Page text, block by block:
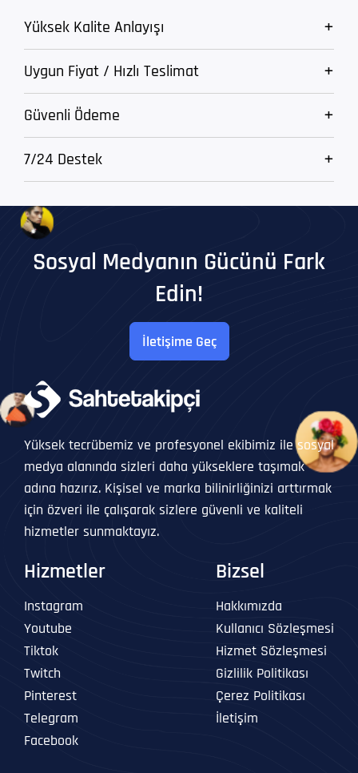
Yüksek Kalite Anlayışı
Uygun Fiyat / Hızlı Teslimat
Güvenli Ödeme
7/24 Destek
Sosyal Medyanın Gücünü Fark
Edin!
İletişime Geç
Yüksek tecrübemiz ve profesyonel ekibimiz ile sosyal
medya alanında sizleri daha yükseklere taşımak
adına hazırız. Kişisel ve marka bilinirliğinizi arttırmak
için özveri ile çalışarak sizlere güvenli ve kaliteli
hizmetler sunmaktayız.
Hizmetler
Instagram
Youtube
Tiktok
Twitch
Pinterest
Telegram
Facebook
Bizsel
Hakkımızda
Kullanıcı Sözleşmesi
Hizmet Sözleşmesi
Gizlilik Politikası
Çerez Politikası
İletişim